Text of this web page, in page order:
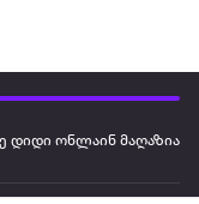
დიდი ონლაინ მაღაზია